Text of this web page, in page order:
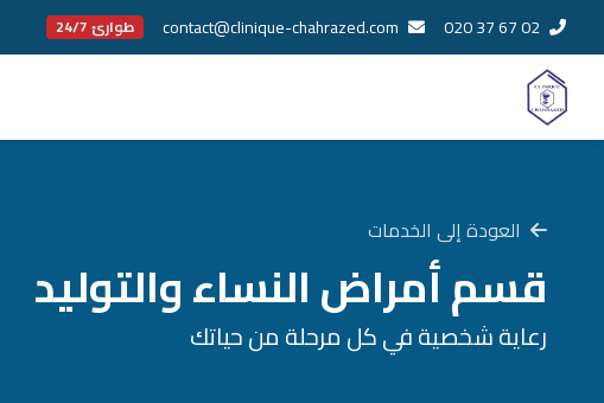
020 37 67 02
contact@clinique-chahrazed.com طوارئ 24/7
العودة إلى الخدمات
قسم أمراض النساء والتوليد
رعاية شخصية في كل مرحلة من حياتك